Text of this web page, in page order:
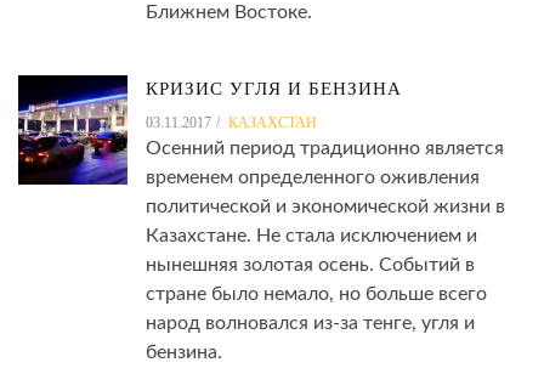
Ближнем Востоке.
КРИЗИС УГЛЯ И БЕНЗИНА
03.11.2017 КАЗАХСТАН
Осенний период традиционно является
временем определенного оживления
политической и экономической жизни в
Казахстане. Не стала исключением и
нынешняя золотая осень. Событий в
стране было немало, но больше всего
народ волновался из-за тенге, угля и
бензина.